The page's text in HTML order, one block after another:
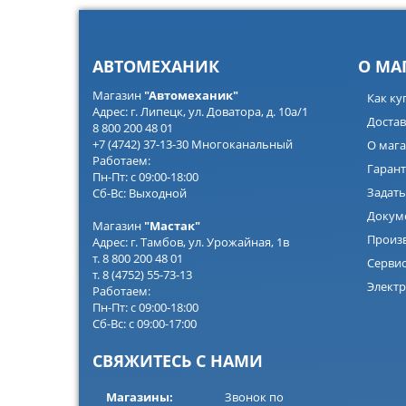
АВТОМЕХАНИК
Магазин"Автомеханик"
Адрес: г. Липецк, ул. Доватора, д. 10а/1
8 800 200 48 01
+7 (4742) 37-13-30 Многоканальный
Работаем:
Пн-Пт: с 09:00-18:00
Сб-Вс: Выходной
Магазин "Мастак"
Адрес: г. Тамбов, ул. Урожайная, 1в
т. 8 800 200 48 01
т. 8 (4752) 55-73-13
Работаем:
Пн-Пт: с 09:00-18:00
Сб-Вс: с 09:00-17:00
СВЯЖИТЕСЬ С НАМИ
Магазины: Звонок по
О
Как
О
Сервис